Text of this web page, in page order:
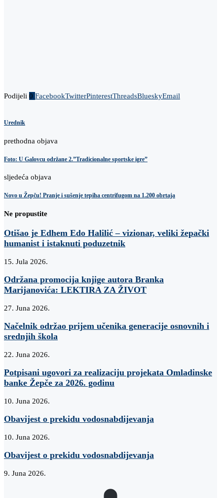
Podijeli 0 FacebookTwitterPinterestThreadsBlueskyEmail
Urednik
prethodna objava
Foto: U Galovcu održane 2.”Tradicionalne sportske igre”
sljedeća objava
Novo u Žepču! Pranje i sušenje tepiha centrifugom na 1.200 obrtaja
Ne propustite
Otišao je Edhem Edo Halilić – vizionar, veliki žepački
humanist i istaknuti poduzetnik
15. Jula 2026.
Održana promocija knjige autora Branka
Marijanovića: LEKTIRA ZA ŽIVOT
27. Juna 2026.
Načelnik održao prijem učenika generacije osnovnih i
srednjih škola
22. Juna 2026.
Potpisani ugovori za realizaciju projekata Omladinske
banke Žepče za 2026. godinu
10. Juna 2026.
Obavijest o prekidu vodosnabdijevanja
10. Juna 2026.
Obavijest o prekidu vodosnabdijevanja
9. Juna 2026.